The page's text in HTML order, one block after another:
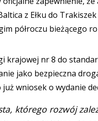
z Ełku do
półroczu bieżącego
krajowej nr 8 do
jako bezpieczna
wniosek o wydanie
którego rozwój